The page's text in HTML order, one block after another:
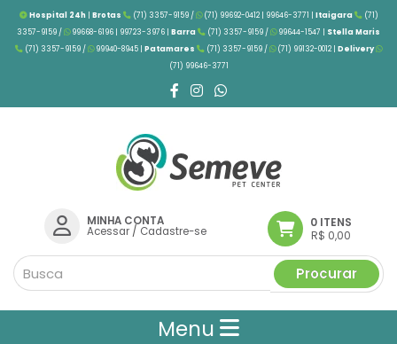
Hospital 24h| Brotas (71) 3357-9159 / (71) 99692-0412 | 99646-3771 | Itaigara
(71)
3357-9159 /
99668-6196 | 99723-3976 | Barra (71) 3357-9159 / 99644-1547 | Stella Maris
(71) 3357-9159 /
99940-8945 | Patamares (71) 3357-9159 / (71) 99132-0012 | Delivery
(71) 99646-3771
MINHA CONTA
Acessar/ Cadastre-se
0 ITENS
R$ 0,00
Procurar
Menu